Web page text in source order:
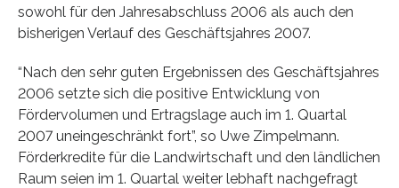
sowohl für den Jahresabschluss 2006 als auch den
bisherigen Verlauf des Geschäftsjahres 2007.
“Nach den sehr guten Ergebnissen des Geschäftsjahres
2006 setzte sich die positive Entwicklung von
Fördervolumen und Ertragslage auch im 1. Quartal
2007 uneingeschränkt fort”, so Uwe Zimpelmann.
Förderkredite für die Landwirtschaft und den ländlichen
Raum seien im 1. Quartal weiter lebhaft nachgefragt